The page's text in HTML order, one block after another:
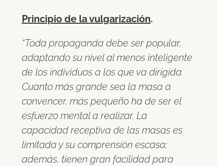
Principio de la vulgarización.
“Toda propaganda debe ser popular,
adaptando su nivel al menos inteligente
de los individuos a los que va dirigida.
Cuanto más grande sea la masa a
convencer, más pequeño ha de ser el
esfuerzo mental a realizar. La
capacidad receptiva de las masas es
limitada y su comprensión escasa;
además, tienen gran facilidad para